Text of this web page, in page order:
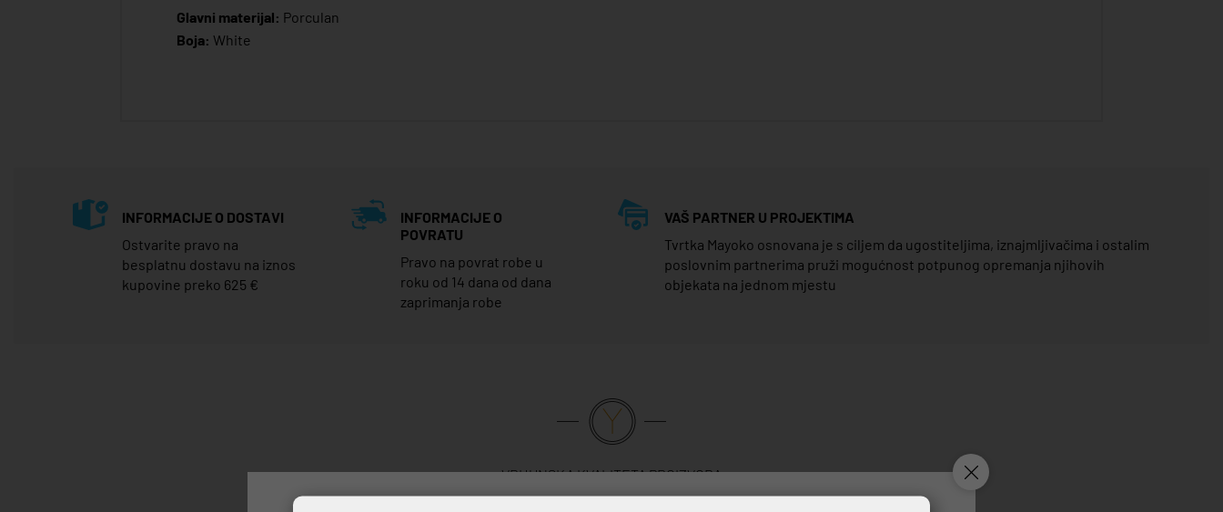
Glavni materijal: Porculan
Boja: White
INFORMACIJE O DOSTAVI
Ostvarite pravo na
besplatnu dostavu na iznos
kupovine preko 625 €
INFORMACIJE O
POVRATU
Pravo na povrat robe u
roku od 14 dana od dana
zaprimanja robe
VAŠ PARTNER U PROJEKTIMA
Tvrtka Mayoko osnovana je s ciljem da ugostiteljima, iznajmljivačima i ostalim
poslovnim partnerima pruži mogućnost potpunog opremanja njihovih
objekata na jednom mjestu
VRHUNSKA KVALITETA PROIZVODA